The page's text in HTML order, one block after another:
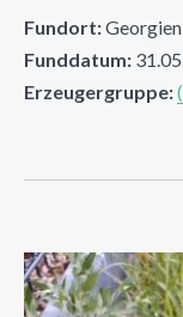
Fundort:
Funddatum:
Erzeugergruppe: